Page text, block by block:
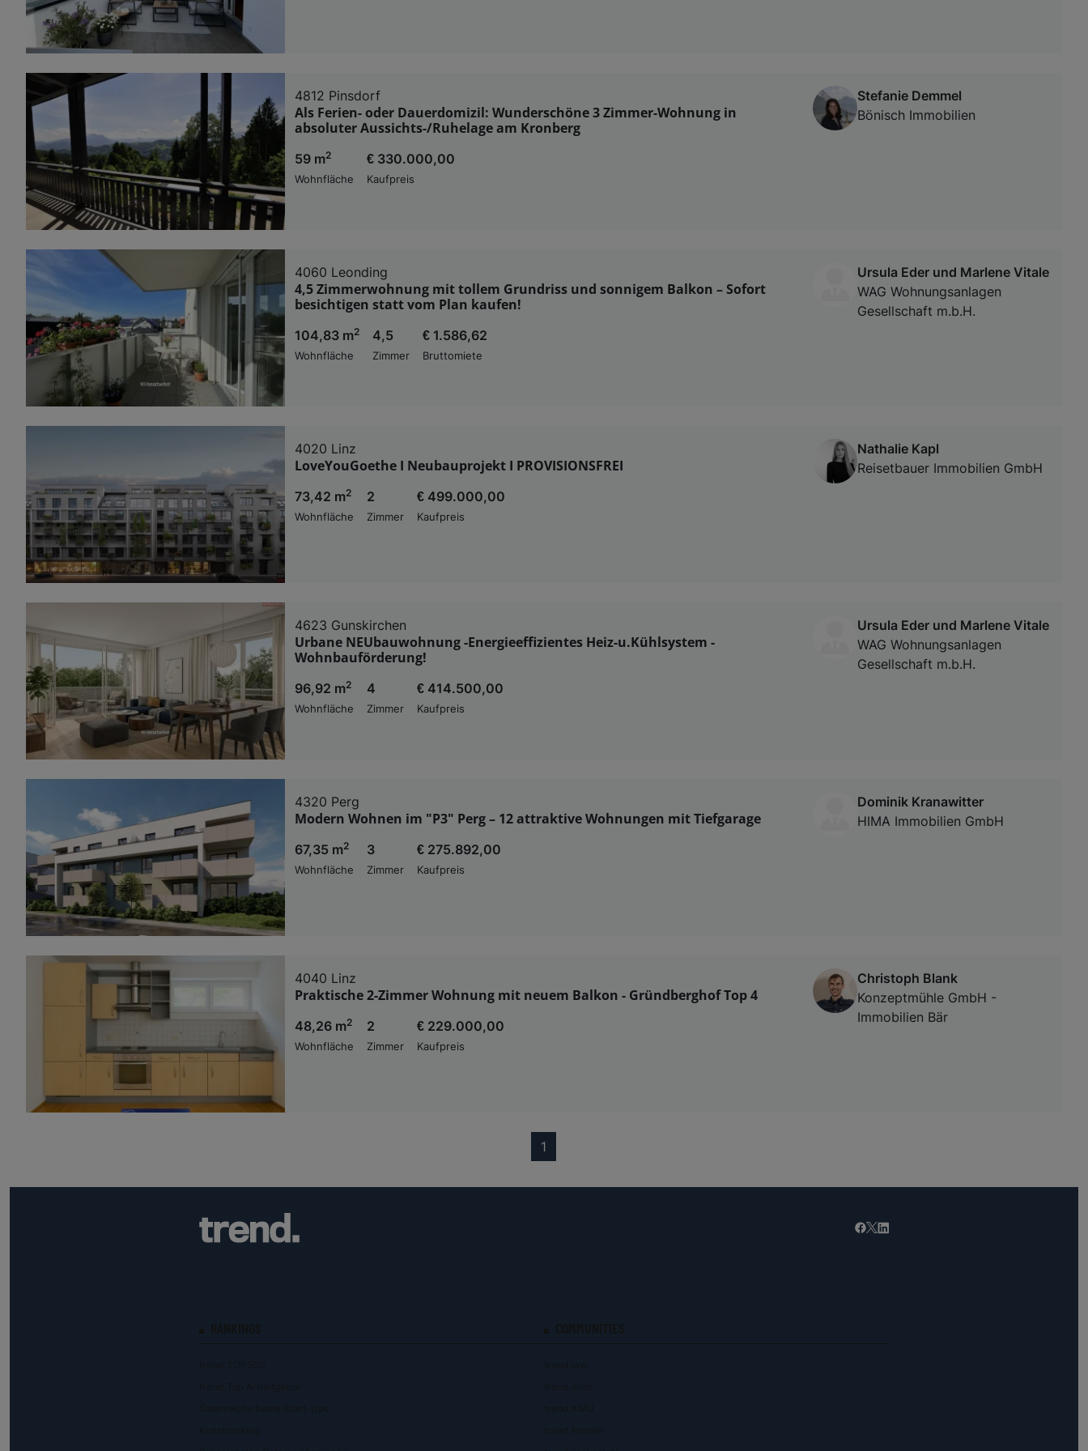
4812 Pinsdorf
Als Ferien- oder Dauerdomizil: Wunderschöne 3 Zimmer-Wohnung in
absoluter Aussichts-/Ruhelage am Kronberg
59 m2
Wohnfläche
€ 330.000,00
Kaufpreis
Stefanie Demmel
Bönisch Immobilien
4060 Leonding
4,5 Zimmerwohnung mit tollem Grundriss und sonnigem Balkon – Sofort
besichtigen statt vom Plan kaufen!
104,83 m2
Wohnfläche
4,5
Zimmer
€ 1.586,62
Bruttomiete
Ursula Eder und Marlene Vitale
WAG Wohnungsanlagen
Gesellschaft m.b.H.
4020 Linz
LoveYouGoethe I Neubauprojekt I PROVISIONSFREI
73,42 m2
Wohnfläche
2
Zimmer
€ 499.000,00
Kaufpreis
Nathalie Kapl
Reisetbauer Immobilien GmbH
4623 Gunskirchen
Urbane NEUbauwohnung -Energieeffizientes Heiz-u.Kühlsystem -
Wohnbauförderung!
96,92 m2
Wohnfläche
4
Zimmer
€ 414.500,00
Kaufpreis
Ursula Eder und Marlene Vitale
WAG Wohnungsanlagen
Gesellschaft m.b.H.
4320 Perg
Modern Wohnen im "P3" Perg – 12 attraktive Wohnungen mit Tiefgarage
67,35 m2
Wohnfläche
3
Zimmer
€ 275.892,00
Kaufpreis
Dominik Kranawitter
HIMA Immobilien GmbH
4040 Linz
Praktische 2-Zimmer Wohnung mit neuem Balkon - Gründberghof Top 4
48,26 m2
Wohnfläche
2
Zimmer
€ 229.000,00
Kaufpreis
Christoph Blank
Konzeptmühle GmbH -
Immobilien Bär
1